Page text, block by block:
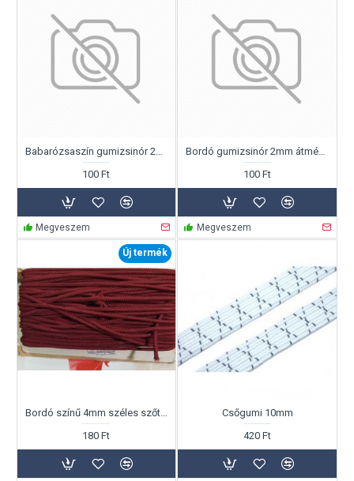
Babarózsaszín gumizsinór 2mm átmérő, folyóméterben!
100 Ft
Megveszem
Bordó gumizsinór 2mm átmérő, folyóméterben!
100 Ft
Megveszem
Új termék
Bordó színű 4mm széles szőtt gumizsinór Ft/m
180 Ft
Csőgumi 10mm
420 Ft